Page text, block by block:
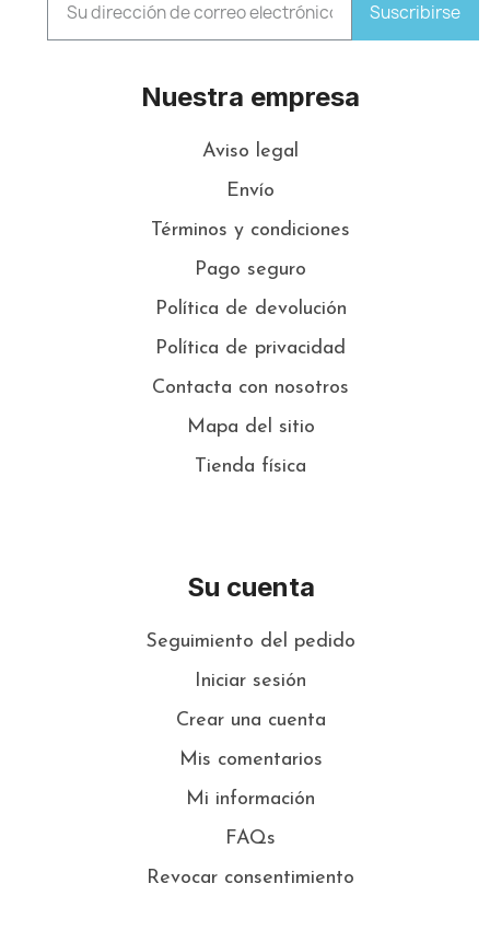
Suscribirse
Nuestra empresa
Aviso legal
Envío
Términos y condiciones
Pago seguro
Política de devolución
Política de privacidad
Contacta con nosotros
Mapa del sitio
Tienda física
Su cuenta
Seguimiento del pedido
Iniciar sesión
Crear una cuenta
Mis comentarios
Mi información
FAQs
Revocar consentimiento